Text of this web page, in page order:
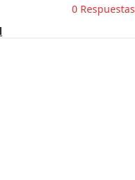
0 Respuestas